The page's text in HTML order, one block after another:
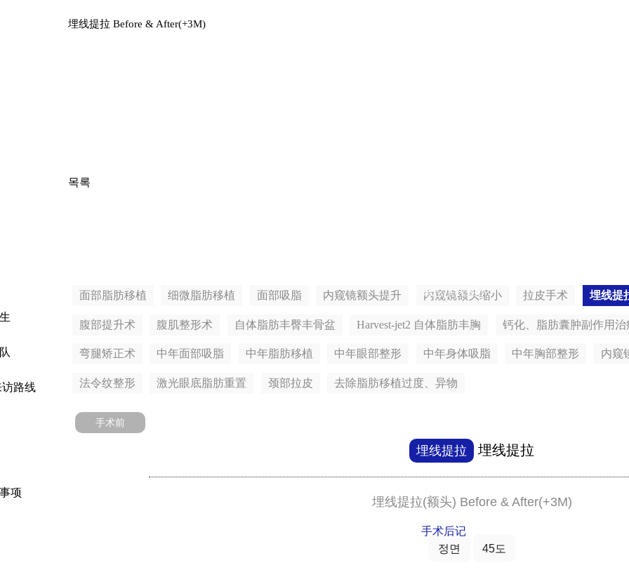
芙莱思洪医生
路线
项
手术后记
埋线提拉 Before & After(+3M)
목록
面部脂肪移植 细微脂肪移植 面部吸脂 内窥镜额头提升 内窥镜额头缩小 拉皮手术 埋线提
腹部提升术 腹肌整形术 自体脂肪丰臀丰骨盆 Harvest-jet2 自体脂肪丰胸 钙化、脂肪囊肿副作用治
弯腿矫正术 中年面部吸脂 中年脂肪移植 中年眼部整形 中年身体吸脂 中年胸部整形 内窥
法令纹整形 激光眼底脂肪重置 颈部拉皮 去除脂肪移植过度、异物
手术前
埋线提拉 埋线提拉
埋线提拉(额头) Before & After(+3M)
정면 45도